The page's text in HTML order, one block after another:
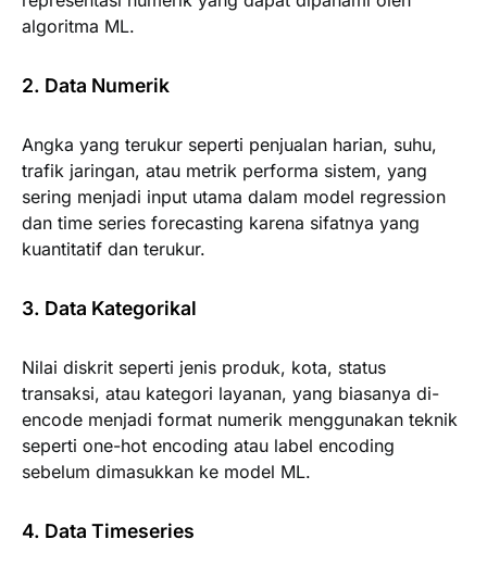
algoritma ML.
2. Data Numerik
Angka yang terukur seperti penjualan harian, suhu,
trafik jaringan, atau metrik performa sistem, yang
sering menjadi input utama dalam model regression
dan time series forecasting karena sifatnya yang
kuantitatif dan terukur.
3. Data Kategorikal
Nilai diskrit seperti jenis produk, kota, status
transaksi, atau kategori layanan, yang biasanya di-
encode menjadi format numerik menggunakan teknik
seperti one-hot encoding atau label encoding
sebelum dimasukkan ke model ML.
4. Data Timeseries